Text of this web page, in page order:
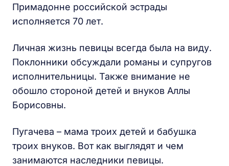
Примадонне российской эстрады
исполняется 70 лет.
Личная жизнь певицы всегда была на виду.
Поклонники обсуждали романы и супругов
исполнительницы. Также внимание не
обошло стороной детей и внуков Аллы
Борисовны.
Пугачева – мама троих детей и бабушка
троих внуков. Вот как выглядят и чем
занимаются наследники певицы.